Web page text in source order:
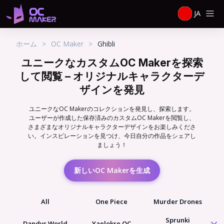
JA
ホーム > OC Maker > Ghibli
ユニークなカスタムOC Makerを探索
して閲覧 – オリジナルキャラクターデ
ザインを発見
ユニークなOC Makerのコレクションを発見し、探索します。
ユーザーが作成した保存済みのカスタムOC Makerを閲覧し、
さまざまなオリジナルキャラクターデザインをお楽しみくださ
い。インスピレーションを見つけ、今日自分の作品をシェアし
ましょう！
新しいOC Makerを生成
All One Piece Murder Drones
Sprunki